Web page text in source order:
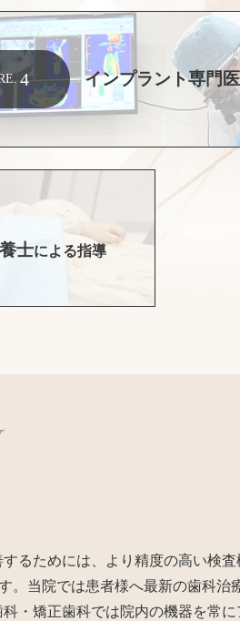
4 インプラント専門医
士による指導
るためには、より精度の高い検
。当院では患者様へ最新の歯科治
・矯正歯科では院内の機器を常に